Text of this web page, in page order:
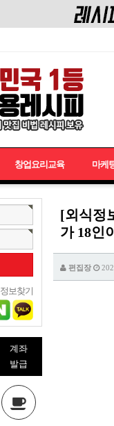
창업요리교육 마케
정보찾기
계좌
발급
[외식정
가 18인
편집장